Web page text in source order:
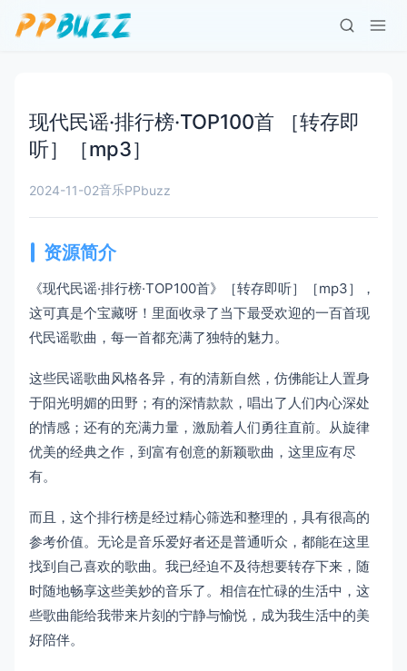
现代民谣·排行榜·TOP100首 ［转存即
听］［mp3］
2024-11-02音乐PPbuzz
资源简介
《现代民谣·排行榜·TOP100首》［转存即听］［mp3］，
这可真是个宝藏呀！里面收录了当下最受欢迎的一百首现
代民谣歌曲，每一首都充满了独特的魅力。
这些民谣歌曲风格各异，有的清新自然，仿佛能让人置身
于阳光明媚的田野；有的深情款款，唱出了人们内心深处
的情感；还有的充满力量，激励着人们勇往直前。从旋律
优美的经典之作，到富有创意的新颖歌曲，这里应有尽
有。
而且，这个排行榜是经过精心筛选和整理的，具有很高的
参考价值。无论是音乐爱好者还是普通听众，都能在这里
找到自己喜欢的歌曲。我已经迫不及待想要转存下来，随
时随地畅享这些美妙的音乐了。相信在忙碌的生活中，这
些歌曲能给我带来片刻的宁静与愉悦，成为我生活中的美
好陪伴。